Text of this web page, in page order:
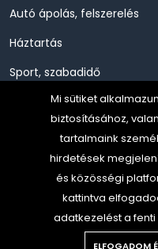
Autó ápolás, felszerelés
Háztartás
Sport, szabadidő
Szépség, Egészség, Higénia
Szerszám, Barkácsolás
Telefon, Okos eszköz, GPS
Mi sütiket
biztosításához,
tartalmaink
hirdetések
és közösségi
kattintva
adatkezelést a
ELFOGADOM